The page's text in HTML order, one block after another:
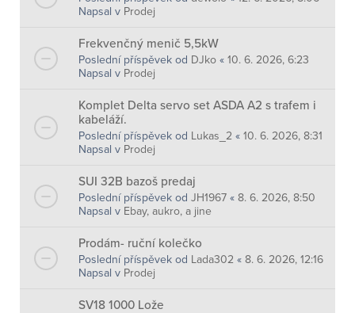
Napsal v Prodej
Frekvenčný menič 5,5kW
Poslední příspěvek od DJko « 10. 6. 2026, 6:23
Napsal v Prodej
Komplet Delta servo set ASDA A2 s trafem i
kabeláží.
Poslední příspěvek od Lukas_2 « 10. 6. 2026, 8:31
Napsal v Prodej
SUI 32B bazoš predaj
Poslední příspěvek od JH1967 « 8. 6. 2026, 8:50
Napsal v Ebay, aukro, a jine
Prodám- ruční kolečko
Poslední příspěvek od Lada302 « 8. 6. 2026, 12:16
Napsal v Prodej
SV18 1000 Lože